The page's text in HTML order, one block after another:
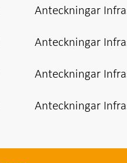
Anteckningar
Anteckningar
Anteckningar
Anteckningar